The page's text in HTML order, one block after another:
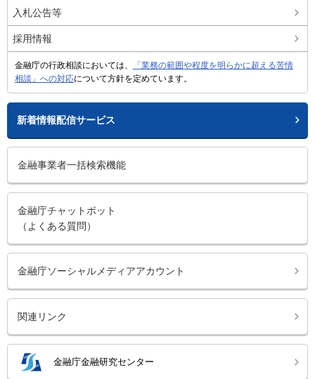
入札公告等
採用情報
金融庁の行政相談においては、
「業務の範囲や程度を明らかに超える苦情
相談」への対応について方針を定めています。
新着情報配信サービス
金融事業者一括検索機能
金融庁チャットボット
（よくある質問）
金融庁ソーシャルメディアアカウント
関連リンク
金融庁金融研究センター